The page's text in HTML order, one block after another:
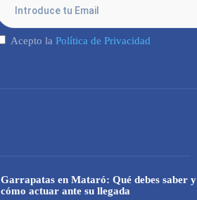
Acepto la Política de Privacidad
Garrapatas en Mataró: Qué debes saber y
cómo actuar ante su llegada